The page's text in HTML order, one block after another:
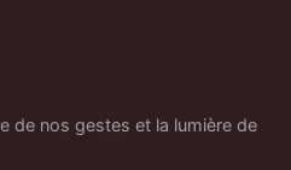
de nos gestes et la lumière de